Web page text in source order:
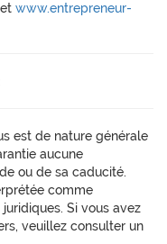
www.entrepreneur-
est de nature générale
aucune
ou de sa caducité.
comme
Si vous avez
veuillez consulter un